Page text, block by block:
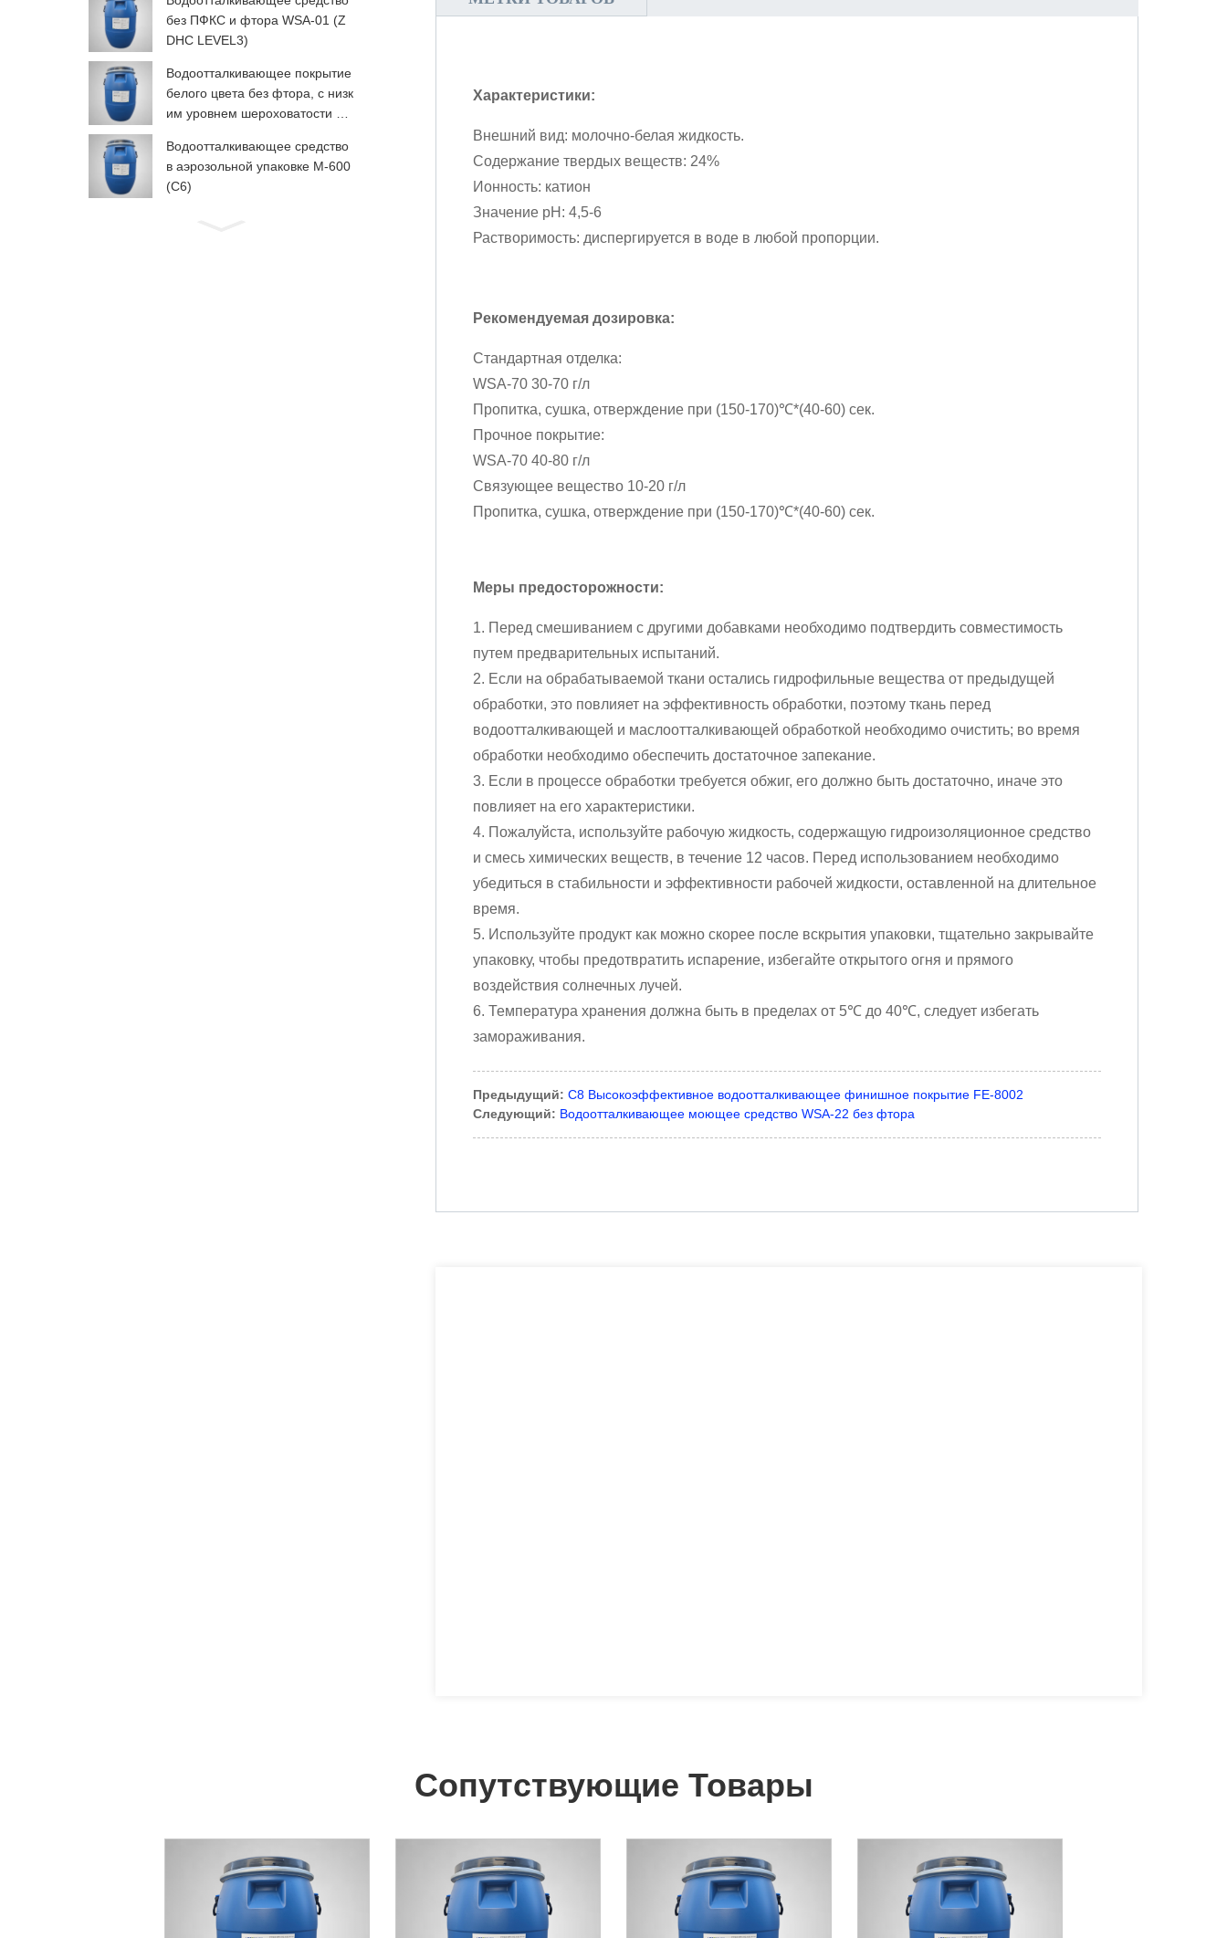
без ПФКС и фтора WSA-01 (Z
DHC LEVEL3)
Водоотталкивающее покрытие
белого цвета без фтора, с низк
им уровнем шероховатости дл
Водоотталкивающее средство
в аэрозольной упаковке М-600
(C6)
Характеристики:
Внешний вид: молочно-белая жидкость.
Содержание твердых веществ: 24%
Ионность: катион
Значение pH: 4,5-6
Растворимость: диспергируется в воде в любой пропорции.
Рекомендуемая дозировка:
Стандартная отделка:
WSA-70 30-70 г/л
Пропитка, сушка, отверждение при (150-170)℃*(40-60) сек.
Прочное покрытие:
WSA-70 40-80 г/л
Связующее вещество 10-20 г/л
Пропитка, сушка, отверждение при (150-170)℃*(40-60) сек.
Меры предосторожности:
1. Перед смешиванием с другими добавками необходимо подтвердить совместимость
путем предварительных испытаний.
2. Если на обрабатываемой ткани остались гидрофильные вещества от предыдущей
обработки, это повлияет на эффективность обработки, поэтому ткань перед
водоотталкивающей и маслоотталкивающей обработкой необходимо очистить; во время
обработки необходимо обеспечить достаточное запекание.
3. Если в процессе обработки требуется обжиг, его должно быть достаточно, иначе это
повлияет на его характеристики.
4. Пожалуйста, используйте рабочую жидкость, содержащую гидроизоляционное средство
и смесь химических веществ, в течение 12 часов. Перед использованием необходимо
убедиться в стабильности и эффективности рабочей жидкости, оставленной на длительное
время.
5. Используйте продукт как можно скорее после вскрытия упаковки, тщательно закрывайте
упаковку, чтобы предотвратить испарение, избегайте открытого огня и прямого
воздействия солнечных лучей.
6. Температура хранения должна быть в пределах от 5℃ до 40℃, следует избегать
замораживания.
Предыдущий: C8 Высокоэффективное водоотталкивающее финишное покрытие FE-8002
Следующий: Водоотталкивающее моющее средство WSA-22 без фтора
Сопутствующие Товары